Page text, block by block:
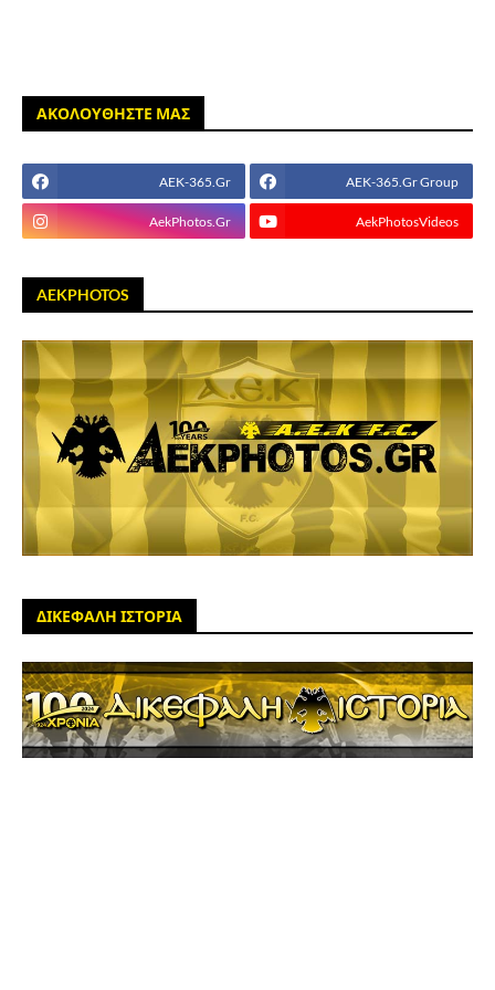
ΑΚΟΛΟΥΘΗΣΤΕ ΜΑΣ
AEK-365.Gr AEK-365.Gr Group
AekPhotos.Gr AekPhotosVideos
AEKPHOTOS
ΔΙΚΕΦΑΛΗ ΙΣΤΟΡΙΑ